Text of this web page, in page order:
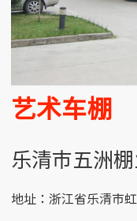
艺术车棚
乐清市五洲
地址：浙江省乐清市